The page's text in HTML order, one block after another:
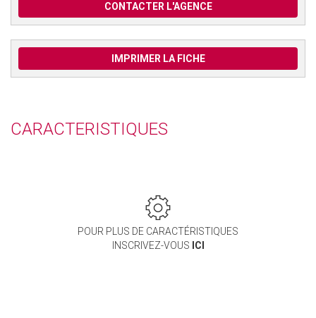
CONTACTER L'AGENCE
IMPRIMER LA FICHE
CARACTERISTIQUES
POUR PLUS DE CARACTÉRISTIQUES
INSCRIVEZ-VOUS ICI